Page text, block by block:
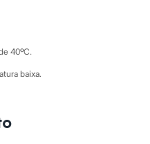
40ºC.
baixa.